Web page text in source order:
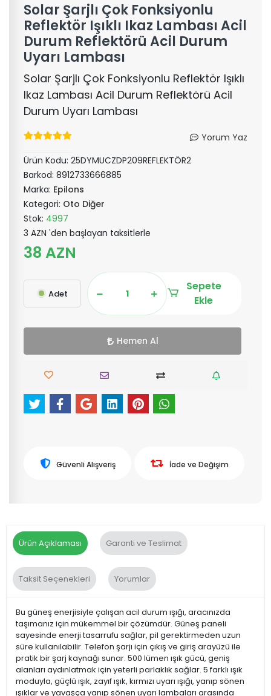
Solar Şarjlı Çok Fonksiyonlu
Reflektör Işıklı Ikaz Lambası Acil
Durum Reflektörü Acil Durum
Uyarı Lambası
Solar Şarjlı Çok Fonksiyonlu Reflektör Işıklı
Ikaz Lambası Acil Durum Reflektörü Acil
Durum Uyarı Lambası
Yorum Yaz
Ürün Kodu: 25DYMUCZDP209REFLEKTÖR2
Barkod: 8912733666885
Marka: Epilons
Kategori: Oto Diğer
Stok: 4997
3 AZN 'den başlayan taksitlerle
38 AZN
Adet
Sepete
Ekle
Hemen Al
Güvenli Alışveriş İade ve Değişim
Ürün Açıklaması Garanti ve Teslimat
Taksit Seçenekleri Yorumlar
Bu güneş enerjisiyle çalışan acil durum ışığı, aracınızda
taşımanız için mükemmel bir çözümdür. Güneş paneli
sayesinde enerji tasarrufu sağlar, pil gerektirmeden uzun
süre kullanılabilir. Telefon şarjı için çıkış ve giriş arayüzü ile
pratik bir şarj kaynağı sunar. 500 lümen ışık gücü, geniş
alanları aydınlatmak için yeterli parlaklık sağlar. 5 farklı ışık
moduyla, güçlü ışık, zayıf ışık, kırmızı uyarı ışığı, yanıp sönen
ışıklar ve yavaşça yanıp sönen uyarı lambaları arasında